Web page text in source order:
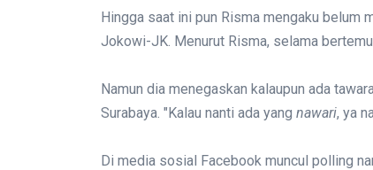
Hingga saat ini pun Risma mengaku belum
Jokowi-JK. Menurut Risma, selama
Namun dia menegaskan kalaupun ada
Surabaya. "Kalau nanti ada yang nawari, ya
Di media sosial Facebook muncul polling